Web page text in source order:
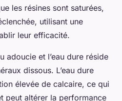
les résines sont saturées,
utilisant une
leur efficacité.
adoucie et l’eau dure réside
dissous. L’eau dure
élevée de calcaire, ce qui
peut altérer la performance